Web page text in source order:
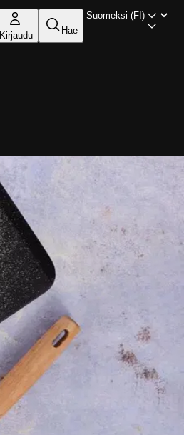
Kirjaudu Hae